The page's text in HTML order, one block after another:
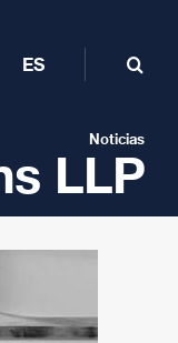
ES
LLP
Noticias